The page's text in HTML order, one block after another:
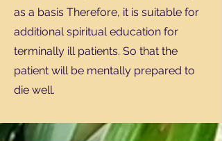
as a basis Therefore, it is suitable for
additional spiritual education for
terminally ill patients. So that the
patient will be mentally prepared to
die well.